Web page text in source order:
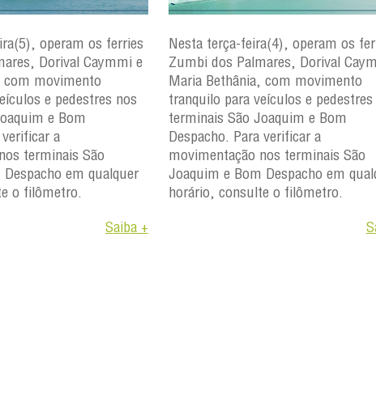
operam os ferries
Dorival Caymmi e
com movimento
e pedestres nos
e Bom
a
terminais São
em qualquer
o filômetro.
Saiba +
Nesta terça-feira(4), operam os
Zumbi dos Palmares, Dorival
Maria Bethânia, com movimento
tranquilo para veículos e pedestres
terminais São Joaquim e Bom
Despacho. Para verificar a
movimentação nos terminais São
Joaquim e Bom Despacho em
horário, consulte o filômetro.